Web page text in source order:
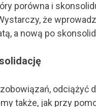
porówna i
że
a nową po
odciążyć
także, jak przy